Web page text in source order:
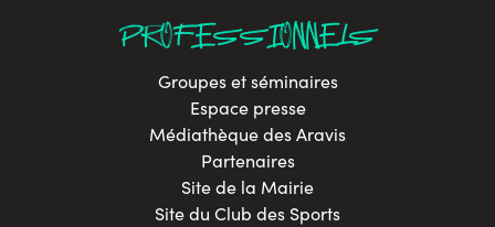
PROFESSIONNELS
Groupes et séminaires
Espace presse
Médiathèque des Aravis
Partenaires
Site de la Mairie
Site du Club des Sports